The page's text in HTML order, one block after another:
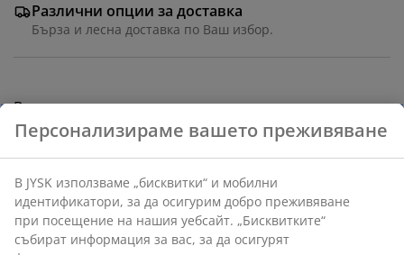
Различни опции за доставка
Бърза и лесна доставка по Ваш избор.
Ваза от сива керамика с класическа, елегантнa
форма и гладко покритие. Нейният неутрален тон е
идеален за излагане на цветя или за използване
см
Артикул: 4912423
Персонализираме вашето преживяване
В JYSK използваме „бисквитки“ и мобилни
идентификатори, за да осигурим добро преживяване
при посещение на нашия уебсайт. „Бисквитките“
събират информация за вас, за да осигурят